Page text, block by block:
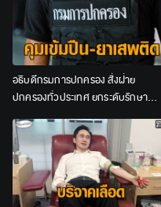
อธิบดีกรมการปกครอง สั่งฝ่าย
ปกครองทั่วประเทศ ยกระดับรักษา
ความปลอดภัย ตั้งด่านคุมเข้มปืน–ยา
เสพติด